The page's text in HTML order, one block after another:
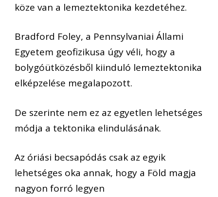
köze van a lemeztektonika kezdetéhez.
Bradford Foley, a Pennsylvaniai Állami
Egyetem geofizikusa úgy véli, hogy a
bolygóütközésből kiinduló lemeztektonika
elképzelése megalapozott.
De szerinte nem ez az egyetlen lehetséges
módja a tektonika elindulásának.
Az óriási becsapódás csak az egyik
lehetséges oka annak, hogy a Föld magja
nagyon forró legyen